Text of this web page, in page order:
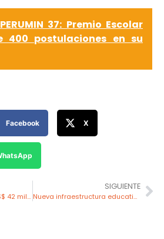
PERUMIN 37: Premio Escolar
400 postulaciones en su
Facebook X
Minsur prevé invertir US$ 42 millones en exploraciones greenfields para el 2026
SIGUIENTE
Nueva infraestructura educativa en Machac impulsa desarrollo infantil